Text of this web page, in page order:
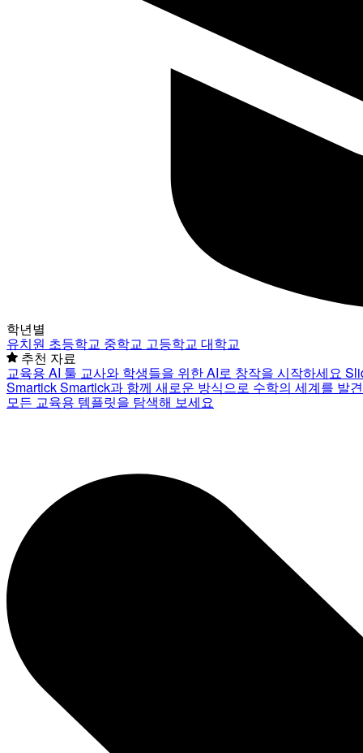
학년별
유치원 초등학교 중학교 고등학교 대학교
추천 자료
교육용 AI 툴 교사와 학생들을 위한 AI로 창작을 시작하세요
SmartickSmartick과 함께 새로운 방식으로 수학의 세계를 발
모든 교육용 템플릿을 탐색해 보세요